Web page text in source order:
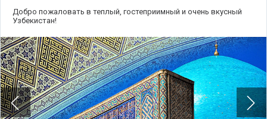
Добро пожаловать в теплый, гостеприимный и очень вкусный
Узбекистан!